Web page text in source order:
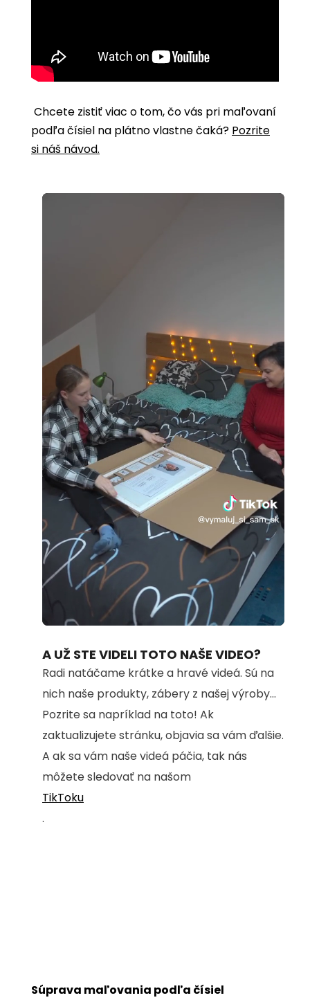
Chcete zistiť viac o tom, čo vás pri maľovaní
podľa čísiel na plátno vlastne čaká? Pozrite
si náš návod.
Unmute Loaded
72.82%
A UŽ STE VIDELI TOTO NAŠE VIDEO?
Radi natáčame krátke a hravé videá. Sú na
nich naše produkty, zábery z našej výroby...
Pozrite sa napríklad na toto! Ak
zaktualizujete stránku, objavia sa vám ďalšie.
A ak sa vám naše videá páčia, tak nás
môžete sledovať na našom
TikToku
.
Súprava maľovania podľa čísiel